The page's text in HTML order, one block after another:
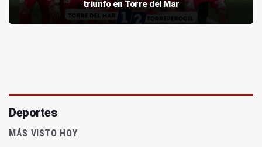
triunfo en Torre del Mar
Deportes
MÁS VISTO HOY